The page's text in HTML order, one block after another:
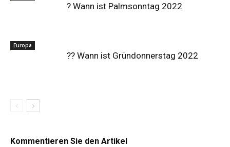
? Wann ist Palmsonntag 2022
Europa
?? Wann ist Gründonnerstag 2022
Kommentieren Sie den Artikel